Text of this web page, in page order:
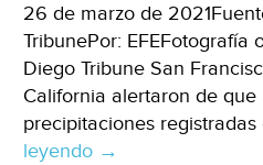
26 de marzo de
TribunePor: EFEFotografía
Diego Tribune San
California alertaron de que
precipitaciones
leyendo EU:
→